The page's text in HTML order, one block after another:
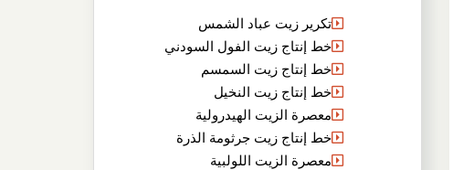
تكرير زيت عباد الشمس
خط إنتاج زيت الفول السودني
خط إنتاج زيت السمسم
خط إنتاج زيت النخيل
معصرة الزيت الهيدرولية
خط إنتاج زيت جرثومة الذرة
معصرة الزيت اللولبية